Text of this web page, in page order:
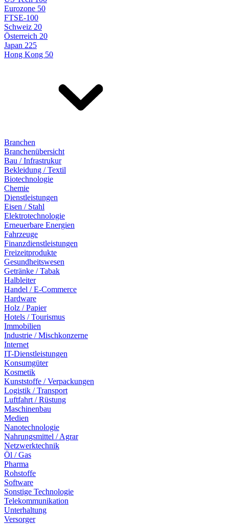
Eurozone 50
FTSE-100
Schweiz 20
Österreich 20
Japan 225
Hong Kong 50
Branchen
Branchenübersicht
Bau / Infrastrukur
Bekleidung / Textil
Biotechnologie
Chemie
Dienstleistungen
Eisen / Stahl
Elektrotechnologie
Erneuerbare Energien
Fahrzeuge
Finanzdienstleistungen
Freizeitprodukte
Gesundheitswesen
Getränke / Tabak
Halbleiter
Handel / E-Commerce
Hardware
Holz / Papier
Hotels / Tourismus
Immobilien
Industrie / Mischkonzerne
Internet
IT-Dienstleistungen
Konsumgüter
Kosmetik
Kunststoffe / Verpackungen
Logistik / Transport
Luftfahrt / Rüstung
Maschinenbau
Medien
Nanotechnologie
Nahrungsmittel / Agrar
Netzwerktechnik
Öl / Gas
Pharma
Rohstoffe
Software
Sonstige Technologie
Telekommunikation
Unterhaltung
Versorger